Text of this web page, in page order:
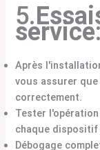
5.
service
Après
vous assurer
correctement.
Tester
chaque
Débogage